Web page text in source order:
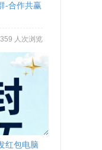
-合作共赢
人次浏览
红包电脑